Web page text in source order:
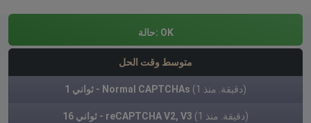
حالة: OK
متوسط وقت الحل
1 ثواني - Normal CAPTCHAs (1 دقيقة. منذ)
16 ثواني - reCAPTCHA V2, V3 (1 دقيقة. منذ)